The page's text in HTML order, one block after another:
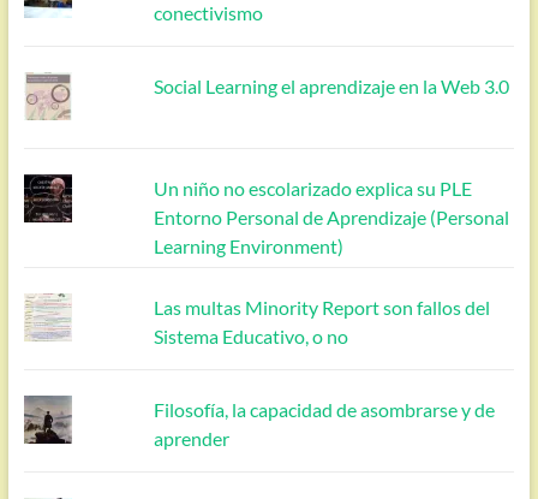
conectivismo
Social Learning el aprendizaje en la Web 3.0
Un niño no escolarizado explica su PLE
Entorno Personal de Aprendizaje (Personal
Learning Environment)
Las multas Minority Report son fallos del
Sistema Educativo, o no
Filosofía, la capacidad de asombrarse y de
aprender